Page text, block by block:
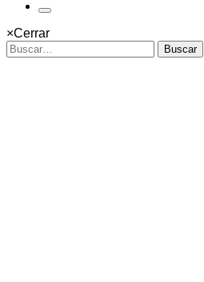
×Cerrar
Buscar